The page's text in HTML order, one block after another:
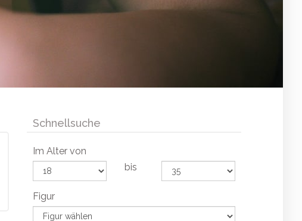
Schnellsuche
Im Alter von
bis
Figur